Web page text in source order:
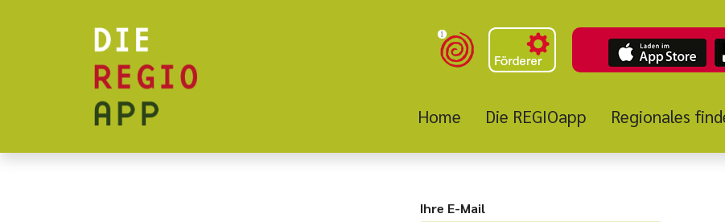
Home Die REGIOapp Regionales
Ihre E-Mail